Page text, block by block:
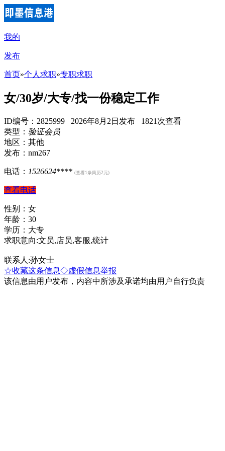
我的
发布
首页»个人求职»专职求职
女/30岁/大专/找一份稳定工作
ID编号：2825999 2026年8月2日发布 1821次查看
类型： 验证会员
地区：其他
发布：nm267
电话： 1526624**** (查看1条简历2元)
查看电话
性别：女
年龄：30
学历：大专
求职意向:文员,店员,客服,统计
联系人:孙女士
☆收藏这条信息◇虚假信息举报
该信息由用户发布，内容中所涉及承诺均由用户自行负责